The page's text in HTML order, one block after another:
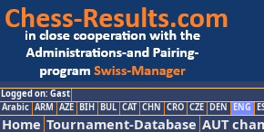
Logged on: Gast
Arabic ARM AZE BIH BUL CAT CHN CRO CZE DEN ENG
Home Tournament-Database AUT